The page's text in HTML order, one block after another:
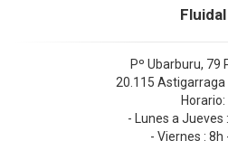
Fluidal
Pº Ubarburu, 79
20.115 Astigarraga
Horario:
- Lunes a Jueves
- Viernes : 8h